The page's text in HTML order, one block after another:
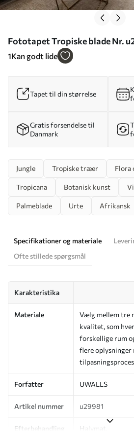
Fototapet Tropiske blade Nr.
1Kan godt lide
Tapet til din størrelse
Gratis forsendelse til
Danmark
Jungle Tropiske træer Flora
Tropicana Botanisk kunst
Palmeblade Urte Afrikansk
Specifikationer og materiale
Ofte stillede spørgsmål
Karakteristika
Materiale
Vælg mellem tre
kvalitet, som
forskellige rum
flere oplysninger
Forfatter UWALLS
Artikel nummer u29981
Efterbehandling Halvmat.